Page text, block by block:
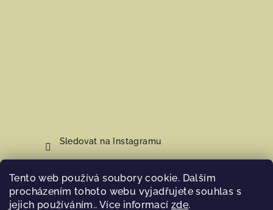
Tento web používá soubory cookie. Dalším
procházením tohoto webu vyjadřujete souhlas s
jejich používáním.. Více informací zde.
Sledovat na Instagramu
Nákupní košík